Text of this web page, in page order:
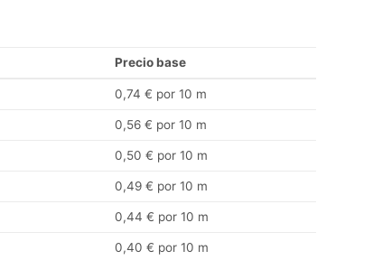
Precio base
0,74 € por 10 m
0,56 € por 10 m
0,50 € por 10 m
0,49 € por 10 m
0,44 € por 10 m
0,40 € por 10 m